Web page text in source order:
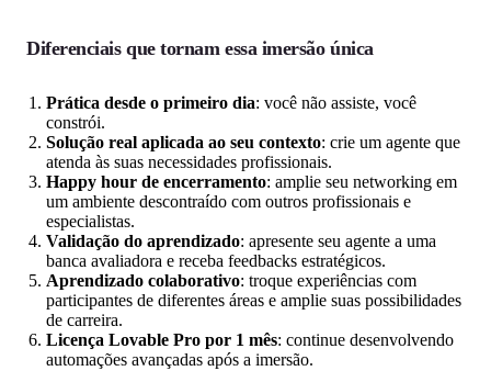
Diferenciais que tornam essa imersão única
Prática desde o primeiro dia: você não assiste, você
constrói.
Solução real aplicada ao seu contexto: crie um agente que
atenda às suas necessidades profissionais.
Happy hour de encerramento: amplie seu networking em
um ambiente descontraído com outros profissionais e
especialistas.
Validação do aprendizado: apresente seu agente a uma
banca avaliadora e receba feedbacks estratégicos.
Aprendizado colaborativo: troque experiências com
participantes de diferentes áreas e amplie suas possibilidades
de carreira.
Licença Lovable Pro por 1 mês: continue desenvolvendo
automações avançadas após a imersão.